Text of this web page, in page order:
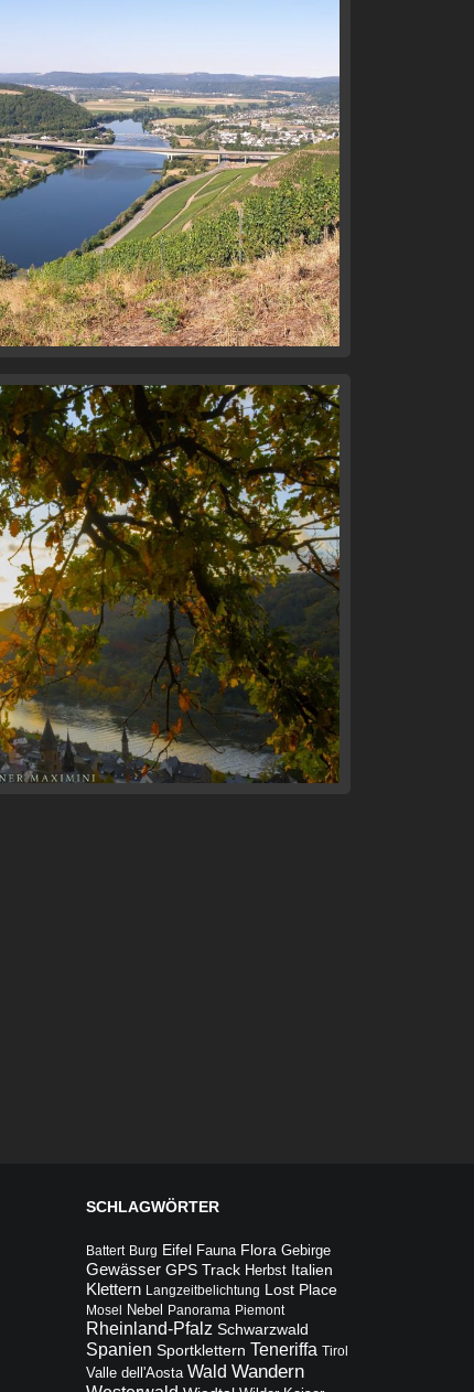
SCHLAGWÖRTER
Battert Burg Eifel Fauna Flora Gebirge
Gewässer GPS Track Herbst Italien
Klettern Langzeitbelichtung Lost Place
Mosel Nebel Panorama Piemont
Rheinland-Pfalz Schwarzwald
Spanien Sportklettern Teneriffa Tirol
Valle dell'Aosta Wald Wandern